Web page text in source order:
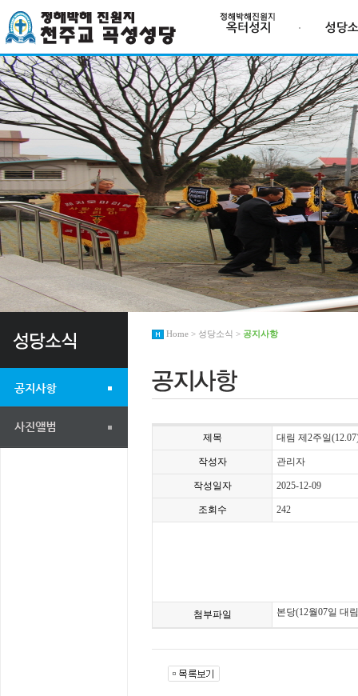
Home > 성당소식 > 공지사항
제목 대림 제2주일
작성자 관리자
작성일자 2025-12-09
조회수 242
첨부파일 본당(12월07일 대